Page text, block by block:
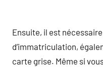
Ensuite, il est
d’immatriculation,
carte grise. Même si